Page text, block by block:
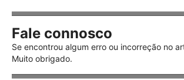
Fale connosco
Se encontrou algum erro ou incorreção no
Muito obrigado.